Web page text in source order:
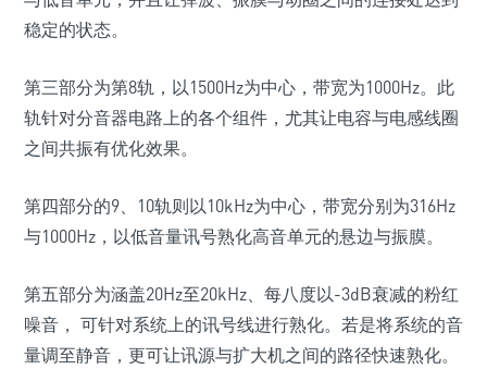
稳定的状态。
第三部分为第8轨，以1500Hz为中心，带宽为1000Hz。此
轨针对分音器电路上的各个组件，尤其让电容与电感线圈
之间共振有优化效果。
第四部分的9、10轨则以10kHz为中心，带宽分别为316Hz
与1000Hz，以低音量讯号熟化高音单元的悬边与振膜。
第五部分为涵盖20Hz至20kHz、每八度以-3dB衰减的粉红
噪音， 可针对系统上的讯号线进行熟化。若是将系统的音
量调至静音，更可让讯源与扩大机之间的路径快速熟化。